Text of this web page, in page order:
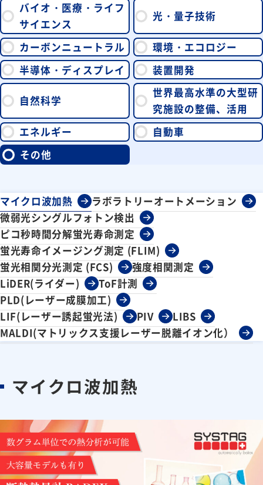
バイオ・医療・ライフ
サイエンス
光・量子技術
カーボンニュートラル
環境・エコロジー
半導体・ディスプレイ
装置開発
自然科学
世界最高水準の大型研
究施設の整備、活用
エネルギー
自動車
その他
マイクロ波加熱
ラボラトリーオートメーション
微弱光シングルフォトン検出
ピコ秒時間分解蛍光寿命測定
蛍光寿命イメージング測定 (FLIM)
蛍光相関分光測定 (FCS)
強度相関測定
LiDER(ライダー)
ToF計測
PLD(レーザー成膜加工)
LIF(レーザー誘起蛍光法)
PIV
LIBS
MALDI(マトリックス支援レーザー脱離イオン化）
マイクロ波加熱